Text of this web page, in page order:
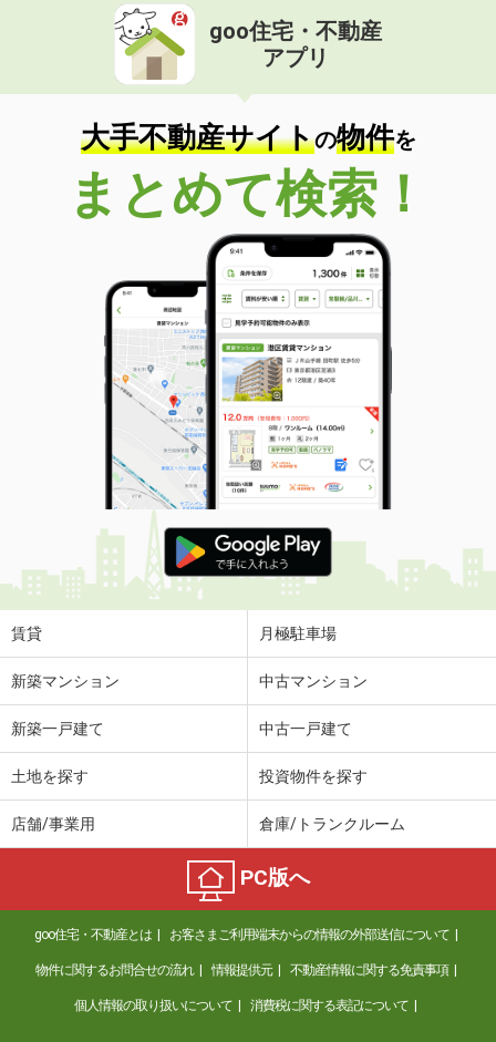
goo住宅・不動産
アプリ
大手不動産サイトの物件を
まとめて検索！
賃貸 月極駐車場
新築マンション 中古マンション
新築一戸建て 中古一戸建て
土地を探す 投資物件を探す
店舗/事業用 倉庫/トランクルーム
PC版へ
goo住宅・不動産とは お客さまご利用端末からの情報の外部送信について
物件に関するお問合せの流れ 情報提供元 不動産情報に関する免責事項
個人情報の取り扱いについて 消費税に関する表記について